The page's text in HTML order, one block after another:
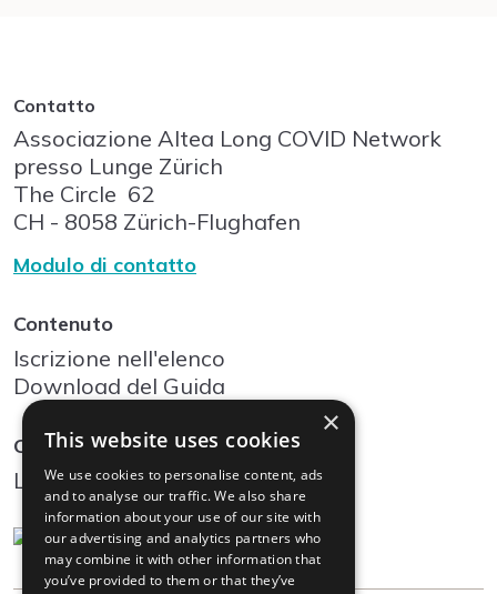
Contatto
Associazione Altea Long COVID Network
presso Lunge Zürich
The Circle 62
CH - 8058 Zürich-Flughafen
Modulo di contatto
Contenuto
Iscrizione nell'elenco
Download del Guida
Community
Log In
×
This website uses cookies
We use cookies to personalise content, ads
and to analyse our traffic. We also share
information about your use of our site with
our advertising and analytics partners who
may combine it with other information that
you’ve provided to them or that they’ve